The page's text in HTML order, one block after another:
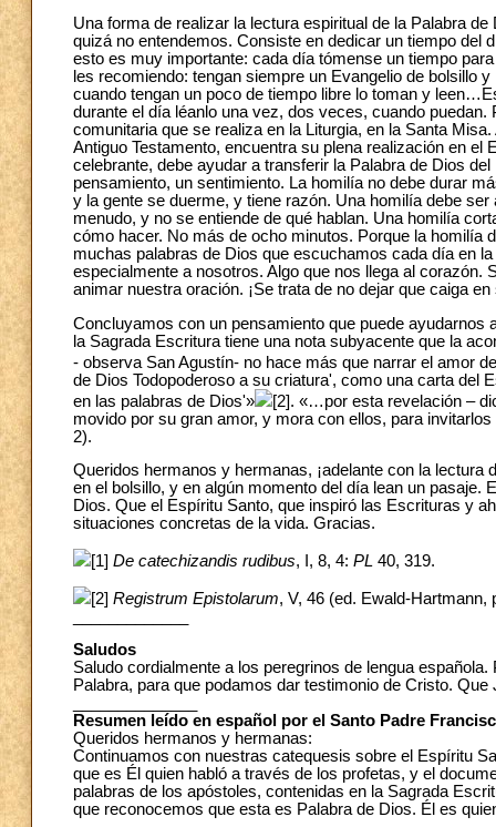
Una forma de realizar la lectura espiritual de la Palabra
quizá no entendemos. Consiste en dedicar un tiempo del
esto es muy importante: cada día tómense un tiempo
les recomiendo: tengan siempre un Evangelio de bolsillo
cuando tengan un poco de tiempo libre lo toman y
durante el día léanlo una vez, dos veces, cuando
comunitaria que se realiza en la Liturgia, en la Santa
Antiguo Testamento, encuentra su plena realización en
celebrante, debe ayudar a transferir la Palabra de Dios
pensamiento, un sentimiento. La homilía no debe durar
y la gente se duerme, y tiene razón. Una homilía debe
menudo, y no se entiende de qué hablan. Una homilía
cómo hacer. No más de ocho minutos. Porque la homilía
muchas palabras de Dios que escuchamos cada día en
especialmente a nosotros. Algo que nos llega al corazón.
animar nuestra oración. ¡Se trata de no dejar que caiga
Concluyamos con un pensamiento que puede
la Sagrada Escritura tiene una nota subyacente que la
- observa San Agustín- no hace más que narrar el amor
de Dios Todopoderoso a su criatura', como una carta del
en las palabras de Dios'»
[2]. «…por esta revelación –
movido por su gran amor, y mora con ellos, para
2).
Queridos hermanos y hermanas, ¡adelante con la lectura
en el bolsillo, y en algún momento del día lean un
Dios. Que el Espíritu Santo, que inspiró las Escrituras y
situaciones concretas de la vida. Gracias.
[1] De catechizandis rudibus, I, 8, 4: PL 40, 319.
[2] Registrum Epistolarum, V, 46 (ed. Ewald-Hartmann,
Saludos
Saludo cordialmente a los peregrinos de lengua
Palabra, para que podamos dar testimonio de Cristo.
Resumen leído en español por el Santo Padre
Queridos hermanos y hermanas:
Continuamos con nuestras catequesis sobre el Espíritu
que es Él quien habló a través de los profetas, y el
palabras de los apóstoles, contenidas en la Sagrada
que reconocemos que esta es Palabra de Dios. Él es